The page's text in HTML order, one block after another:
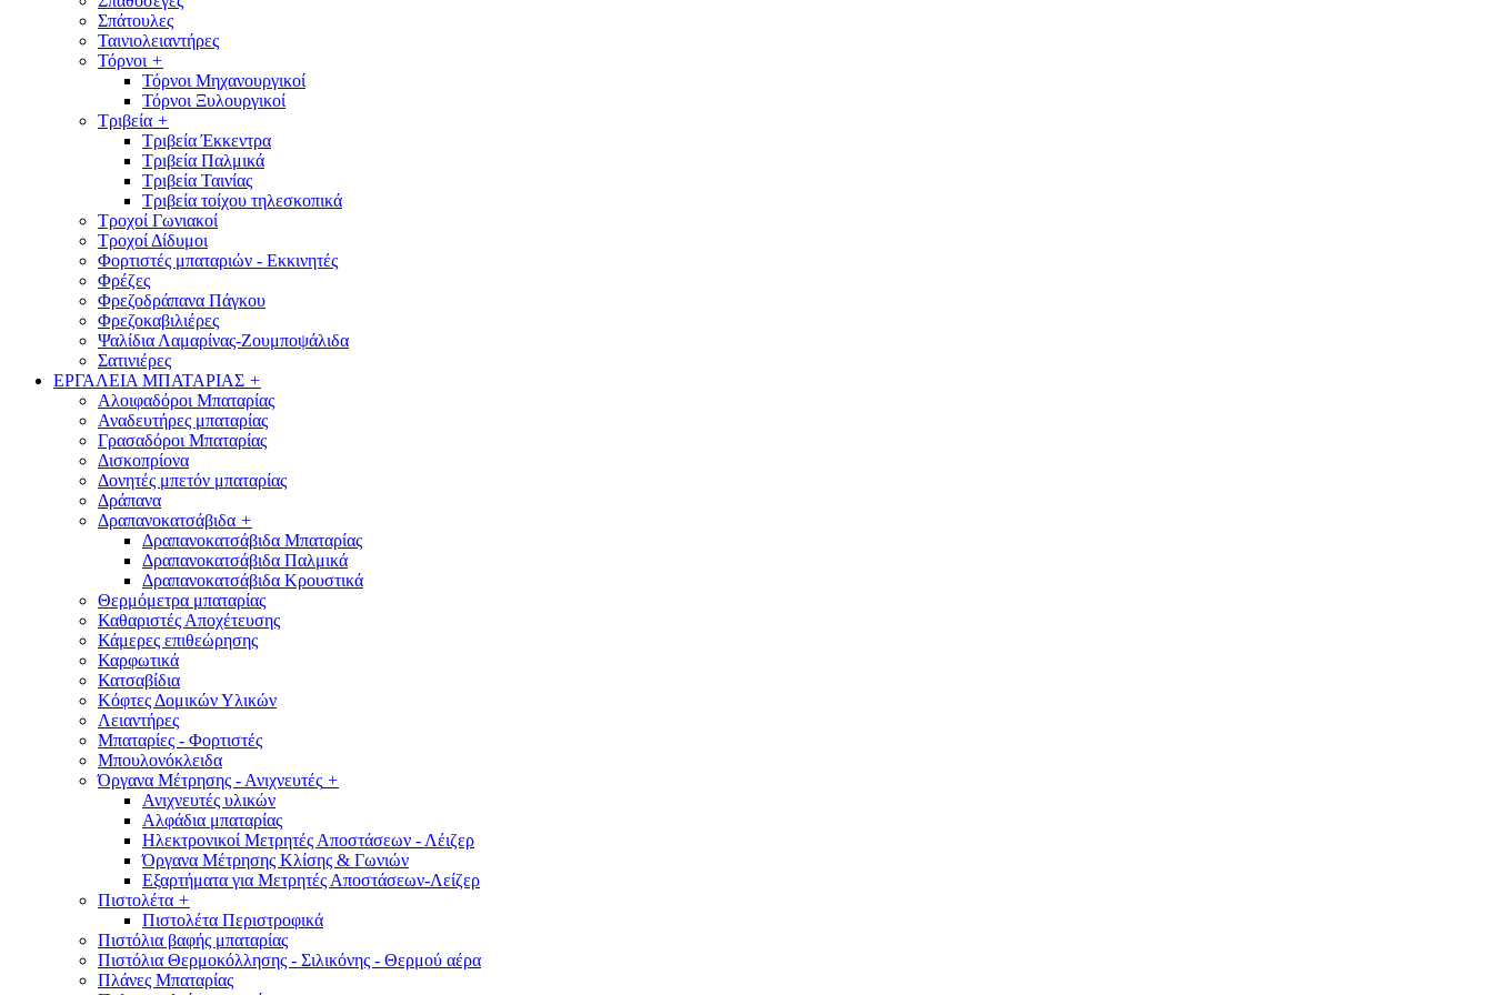
Σπάτουλες
Ταινιολειαντήρες
Τόρνοι +
Τόρνοι Μηχανουργικοί
Τόρνοι Ξυλουργικοί
Τριβεία +
Τριβεία Έκκεντρα
Τριβεία Παλμικά
Τριβεία Ταινίας
Τριβεία τοίχου τηλεσκοπικά
Τροχοί Γωνιακοί
Τροχοί Δίδυμοι
Φορτιστές μπαταριών - Εκκινητές
Φρέζες
Φρεζοδράπανα Πάγκου
Φρεζοκαβιλιέρες
Ψαλίδια Λαμαρίνας-Ζουμποψάλιδα
Σατινιέρες
ΕΡΓΑΛΕΙΑ ΜΠΑΤΑΡΙΑΣ +
Αλοιφαδόροι Μπαταρίας
Αναδευτήρες μπαταρίας
Γρασαδόροι Μπαταρίας
Δισκοπρίονα
Δονητές μπετόν μπαταρίας
Δράπανα
Δραπανοκατσάβιδα +
Δραπανοκατσάβιδα Μπαταρίας
Δραπανοκατσάβιδα Παλμικά
Δραπανοκατσάβιδα Κρουστικά
Θερμόμετρα μπαταρίας
Καθαριστές Αποχέτευσης
Κάμερες επιθεώρησης
Καρφωτικά
Κατσαβίδια
Κόφτες Δομικών Υλικών
Λειαντήρες
Μπαταρίες - Φορτιστές
Μπουλονόκλειδα
Όργανα Μέτρησης - Ανιχνευτές +
Ανιχνευτές υλικών
Αλφάδια μπαταρίας
Ηλεκτρονικοί Μετρητές Αποστάσεων - Λέιζερ
Όργανα Μέτρησης Κλίσης & Γωνιών
Εξαρτήματα για Μετρητές Αποστάσεων-Λείζερ
Πιστολέτα +
Πιστολέτα Περιστροφικά
Πιστόλια βαφής μπαταρίας
Πιστόλια Θερμοκόλλησης - Σιλικόνης - Θερμού αέρα
Πλάνες Μπαταρίας